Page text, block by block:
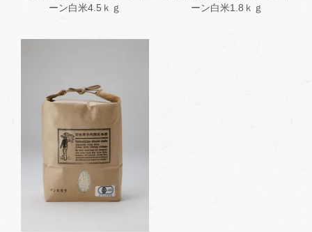
ーン白米4.5ｋｇ
ーン白米1.8ｋｇ